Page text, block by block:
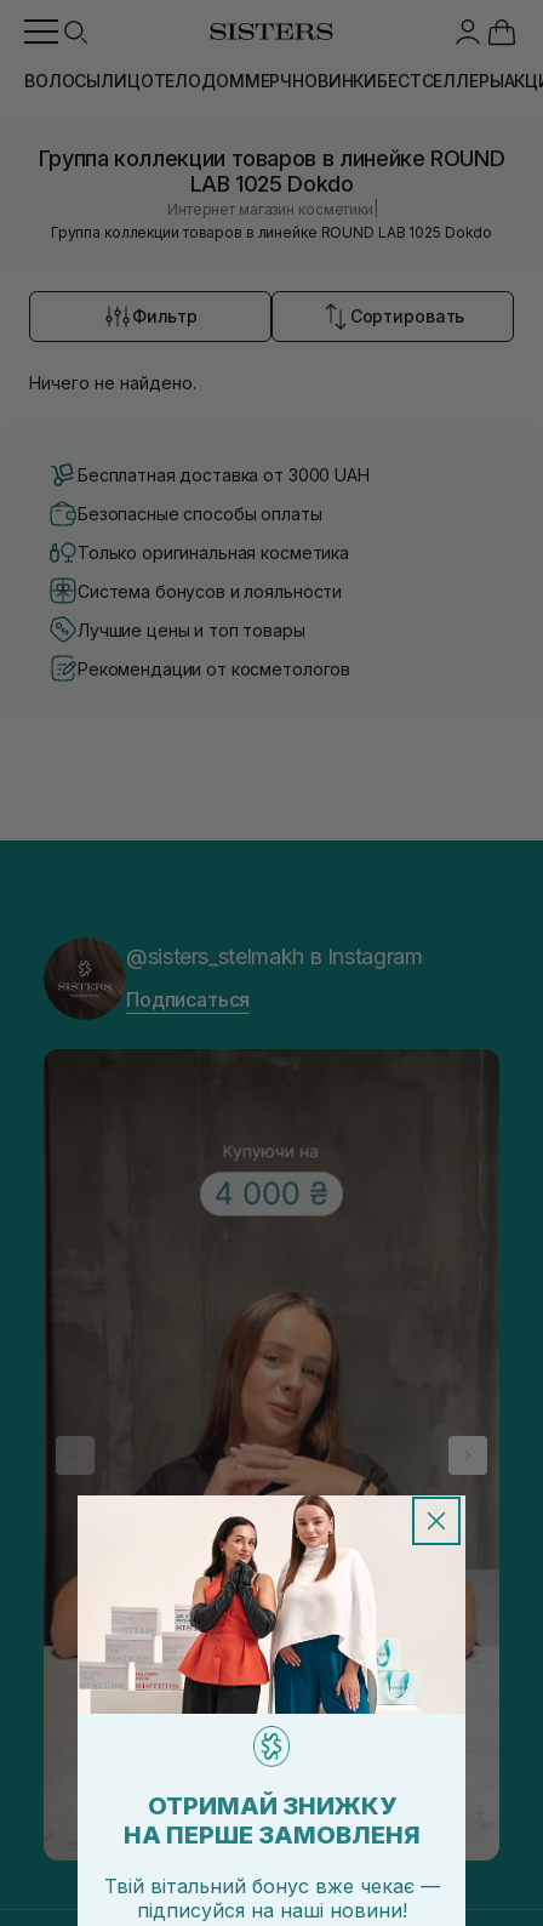
ВОЛОСЫЛИЦОТЕЛОДОММЕРЧНОВИНКИБЕСТСЕЛЛЕРЫ
Группа коллекции товаров в линейке ROUND
LAB 1025 Dokdo
Интернет магазин косметики
Группа коллекции товаров в линейке ROUND LAB 1025 Dokdo
Фильтр Сортировать
Ничего не найдено.
Бесплатная доставка от 3000 UAH
Безопасные способы оплаты
Только оригинальная косметика
Система бонусов и лояльности
Лучшие цены и топ товары
Рекомендации от косметологов
@sisters_stelmakh в Instagram
Подписаться
ОТРИМАЙ ЗНИЖКУ
НА ПЕРШЕ ЗАМОВЛЕНЯ
Твій вітальний бонус вже чекає —
підписуйся на наші новини!